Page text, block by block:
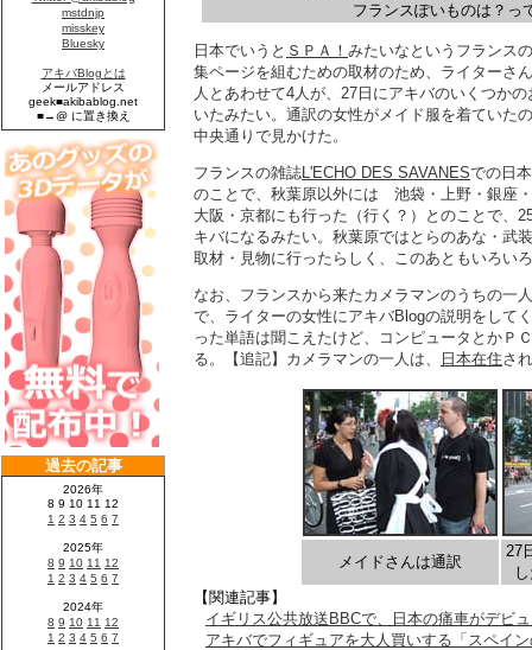
フランスぽいものは？っ
日本でいうと ＳＰＡ！ みたいなというフランス
集ページを組むための取材のため、ライターさ
人とあわせて4人が、27日にアキバのいくつか
いたみたい。通訳の女性がメイド服を着ていた
中央通りで見かけた。
フランスの雑誌L'ECHO DES SAVANESでの日
のことで、秋葉原以外には 池袋・上野・銀座
大阪・京都にも行った（行く？）とのことで、
キバになるみたい。秋葉原ではとらのあな・武
取材・見物に行ったらしく、このあともいろい
なお、フランスから来たカメラマンのうちの一
で、ライターの女性にアキバBlogの説明をして
った単語は聞こえたけど、コンピュータとかＰ
る。【追記】カメラマンの一人は、
日本在住さ
メイドさんは通訳
27
【関連記事】
イギリス公共放送BBCで、日本の痛車がデビ
アキバでフィギュアを大人買いする「スペイ